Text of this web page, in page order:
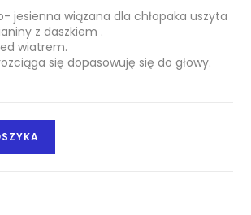
jesienna wiązana dla chłopaka uszyta
z daszkiem .
wiatrem.
się dopasowuję się do głowy.